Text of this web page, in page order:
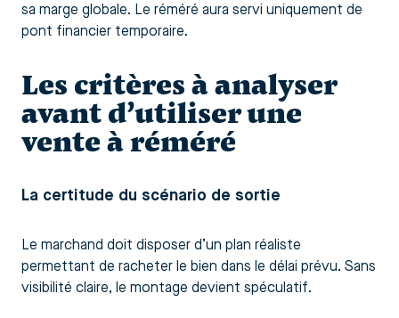
sa marge globale. Le réméré aura servi uniquement de
pont financier temporaire.
Les critères à analyser
avant d’utiliser une
vente à réméré
La certitude du scénario de sortie
Le marchand doit disposer d’un plan réaliste
permettant de racheter le bien dans le délai prévu. Sans
visibilité claire, le montage devient spéculatif.